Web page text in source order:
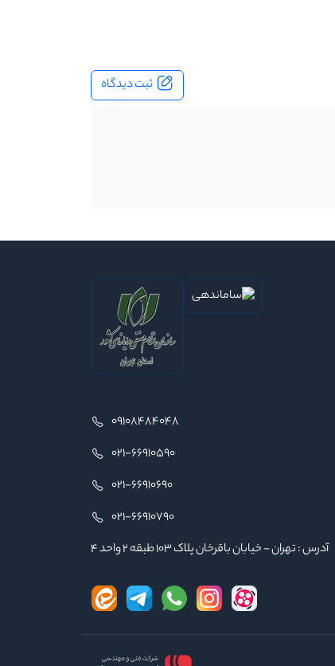
ثبت دیدگاه
09108484048
021-66910590
021-66910690
021-66910790
آدرس : تهران - خیابان باقرخان پلاک ۱۰۳ طبقه ۲ واحد ۴